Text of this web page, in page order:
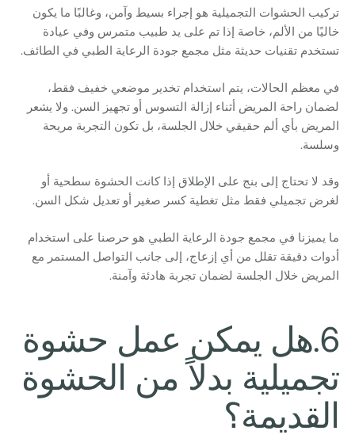
تركيب الحشوات التجميلية هو إجراء بسيط وآمن، وغالبًا ما يكون
خاليًا من الألم، خاصة إذا تم على يد طبيب متمرس وفي عيادة
تستخدم تقنيات حديثة مثل مجمع جودة الرعاية الطبي في الطائف.
في معظم الحالات، يتم استخدام تخدير موضعي خفيف فقط،
لضمان راحة المريض أثناء إزالة التسوس أو تجهيز السن. ولا يشعر
المريض بأي ألم حقيقي خلال الجلسة، بل تكون التجربة مريحة
وسلسة.
وقد لا تحتاج إلى بنج على الإطلاق إذا كانت الحشوة سطحية أو
لغرض تجميلي فقط مثل تغطية كسر صغير أو تعديل شكل السن.
ما يميزنا في مجمع جودة الرعاية الطبي هو حرصنا على استخدام
أدوات دقيقة تقلل من أي إزعاج، إلى جانب التواصل المستمر مع
المريض خلال الجلسة لضمان تجربة هادئة وآمنة.
6.هل يمكن عمل حشوة
تجميلية بدلاً من الحشوة
القديمة؟